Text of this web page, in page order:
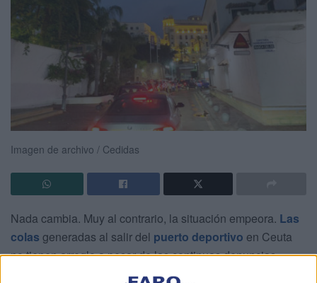
Imagen de archivo / Cedidas
Nada cambia. Muy al contrario, la situación empeora. Las
colas generadas al salir del puerto deportivo en Ceuta
no tienen arreglo a pesar de las continuas denuncias
publicadas al respecto tanto por afectados de manera